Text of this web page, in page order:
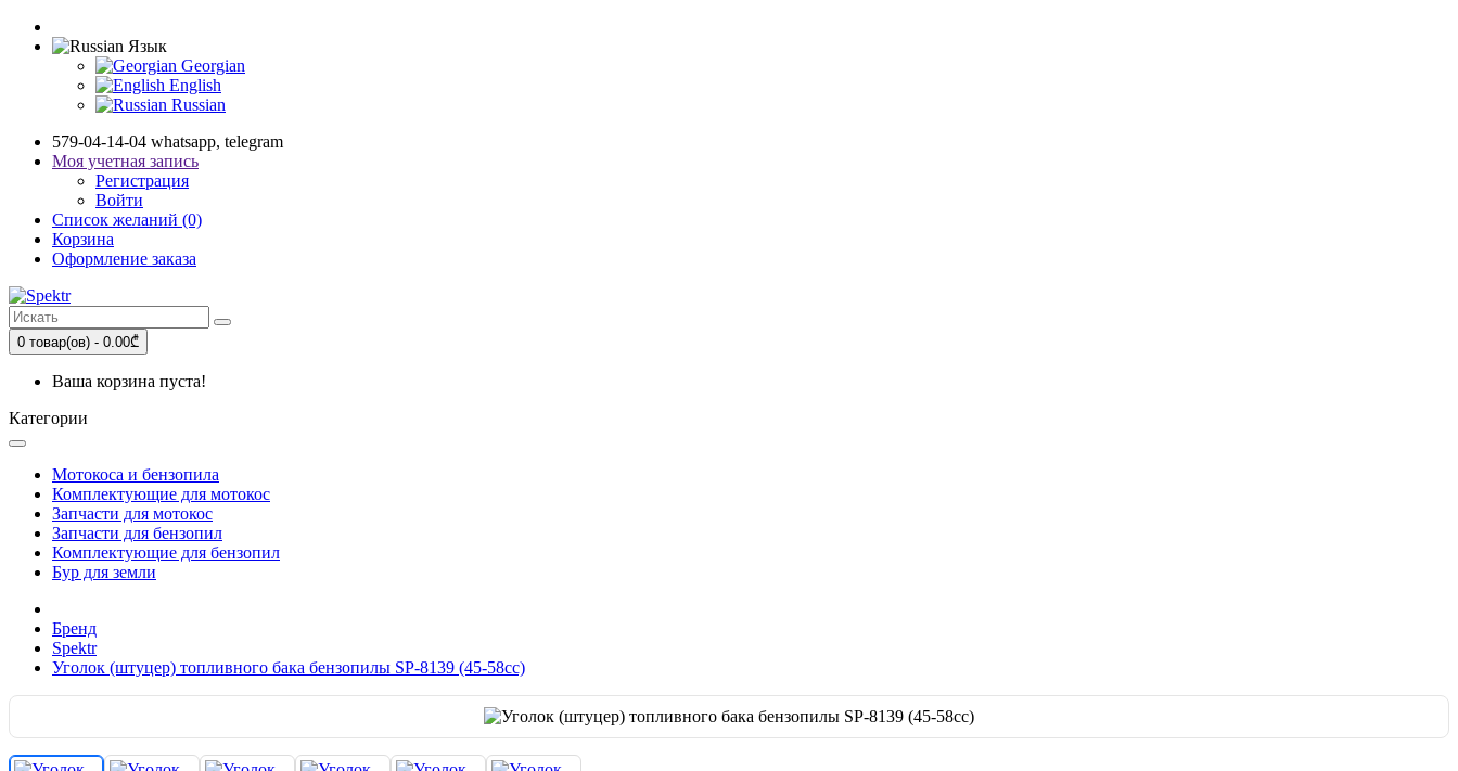
Язык
Georgian
English
Russian
579-04-14-04 whatsapp, telegram
Моя учетная запись
Регистрация
Войти
Список желаний (0)
Корзина
Оформление заказа
0 товар(ов) - 0.00₾
Ваша корзина пуста!
Категории
Мотокоса и бензопила
Комплектующие для мотокос
Запчасти для мотокос
Запчасти для бензопил
Комплектующие для бензопил
Бур для земли
Бренд
Spektr
Уголок (штуцер) топливного бака бензопилы SP-8139 (45-58сс)